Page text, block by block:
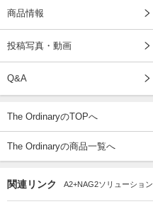
商品情報
投稿写真・動画
Q&A
The OrdinaryのTOPへ
The Ordinaryの商品一覧へ
関連リンク A2+NAG2ソリューション